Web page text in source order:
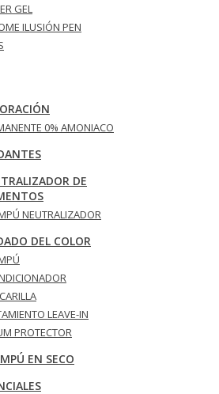
GEL
ILUSIÓN PEN
0% AMONIACO
DE
NEUTRALIZADOR
DEL COLOR
LEAVE-IN
PROTECTOR
EN SECO